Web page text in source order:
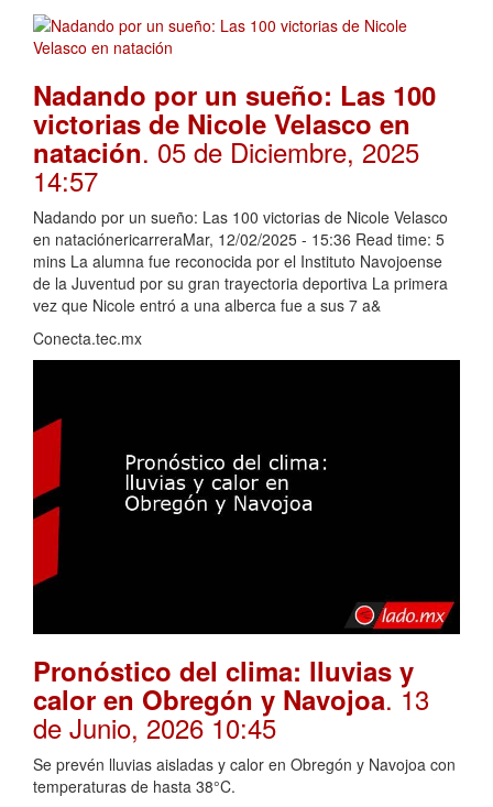
Nadando por un sueño: Las 100
victorias de Nicole Velasco en
natación. 05 de Diciembre, 2025
14:57
Nadando por un sueño: Las 100 victorias de Nicole Velasco
en nataciónericarreraMar, 12/02/2025 - 15:36 Read time: 5
mins La alumna fue reconocida por el Instituto Navojoense
de la Juventud por su gran trayectoria deportiva La primera
vez que Nicole entró a una alberca fue a sus 7 a&
Conecta.tec.mx
Pronóstico del clima: lluvias y
calor en Obregón y Navojoa. 13
de Junio, 2026 10:45
Se prevén lluvias aisladas y calor en Obregón y Navojoa con
temperaturas de hasta 38°C.